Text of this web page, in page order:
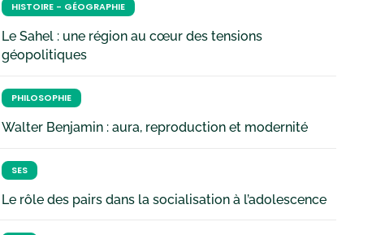
HISTOIRE - GÉOGRAPHIE
Le Sahel : une région au cœur des tensions
géopolitiques
PHILOSOPHIE
Walter Benjamin : aura, reproduction et modernité
SES
Le rôle des pairs dans la socialisation à l’adolescence